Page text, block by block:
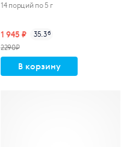
14 порций по 5 г
1 945 ₽ 35.3б
2290₽
В корзину